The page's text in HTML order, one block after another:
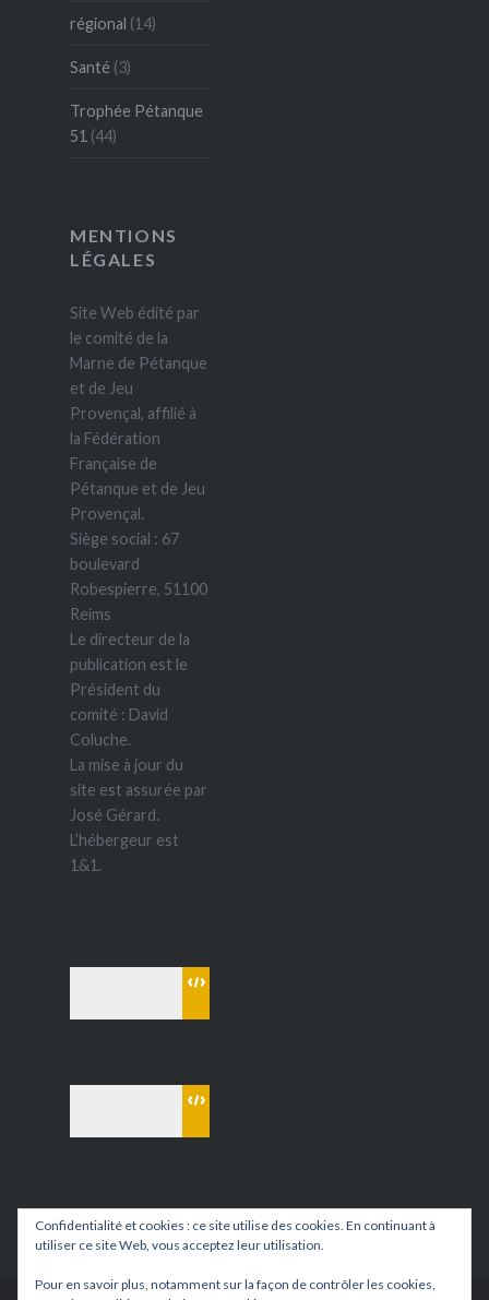
régional (14)
Santé (3)
Trophée Pétanque
51 (44)
MENTIONS
LÉGALES
Site Web édité par
le comité de la
Marne de Pétanque
et de Jeu
Provençal, affilié à
la Fédération
Française de
Pétanque et de Jeu
Provençal.
Siège social : 67
boulevard
Robespierre, 51100
Reims
Le directeur de la
publication est le
Président du
comité : David
Coluche.
La mise à jour du
site est assurée par
José Gérard.
L’hébergeur est
1&1.
Confidentialité et cookies : ce site utilise des cookies. En continuant à
utiliser ce site Web, vous acceptez leur utilisation.
Pour en savoir plus, notamment sur la façon de contrôler les cookies,